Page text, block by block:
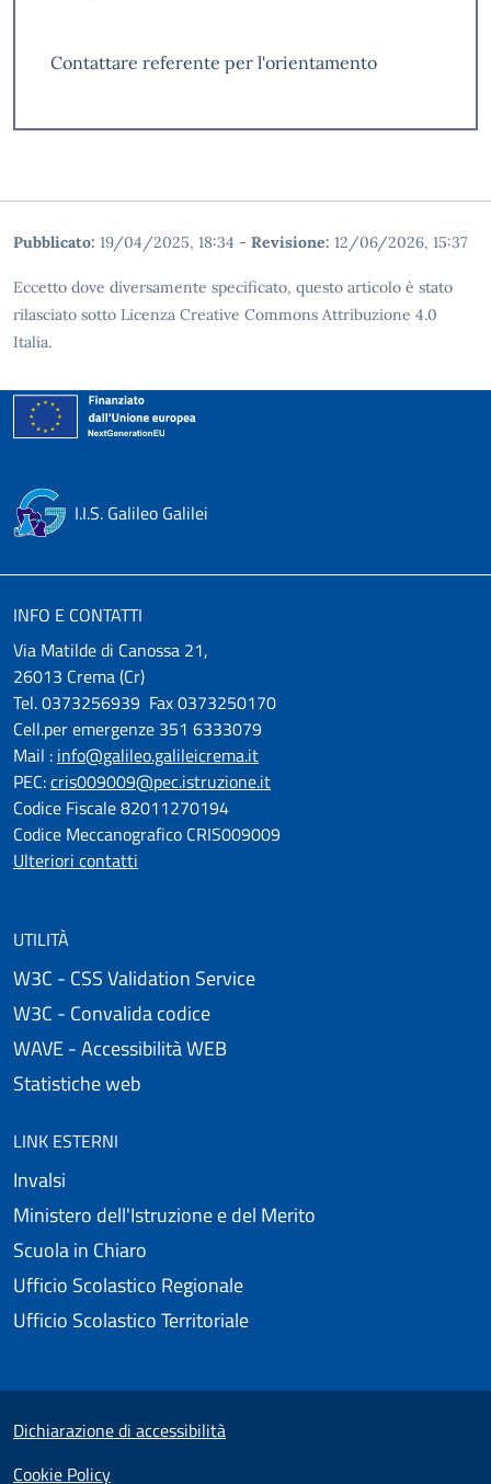
Contattare referente per l'orientamento
Pubblicato: 19/04/2025, 18:34 - Revisione: 12/06/2026, 15:37
Eccetto dove diversamente specificato, questo articolo è stato
rilasciato sotto Licenza Creative Commons Attribuzione 4.0
Italia.
I.I.S. Galileo Galilei
INFO E CONTATTI
Via Matilde di Canossa 21,
26013 Crema (Cr)
Tel. 0373256939 Fax 0373250170
Cell.per emergenze 351 6333079
Mail : info@galileo.galileicrema.it
PEC:cris009009@pec.istruzione.it
Codice Fiscale 82011270194
Codice Meccanografico CRIS009009
Ulteriori contatti
UTILITÀ
W3C - CSS Validation Service
W3C - Convalida codice
WAVE - Accessibilità WEB
Statistiche web
LINK ESTERNI
Invalsi
Ministero dell'Istruzione e del Merito
Scuola in Chiaro
Ufficio Scolastico Regionale
Ufficio Scolastico Territoriale
Small prints
Dichiarazione di accessibilità
Cookie Policy